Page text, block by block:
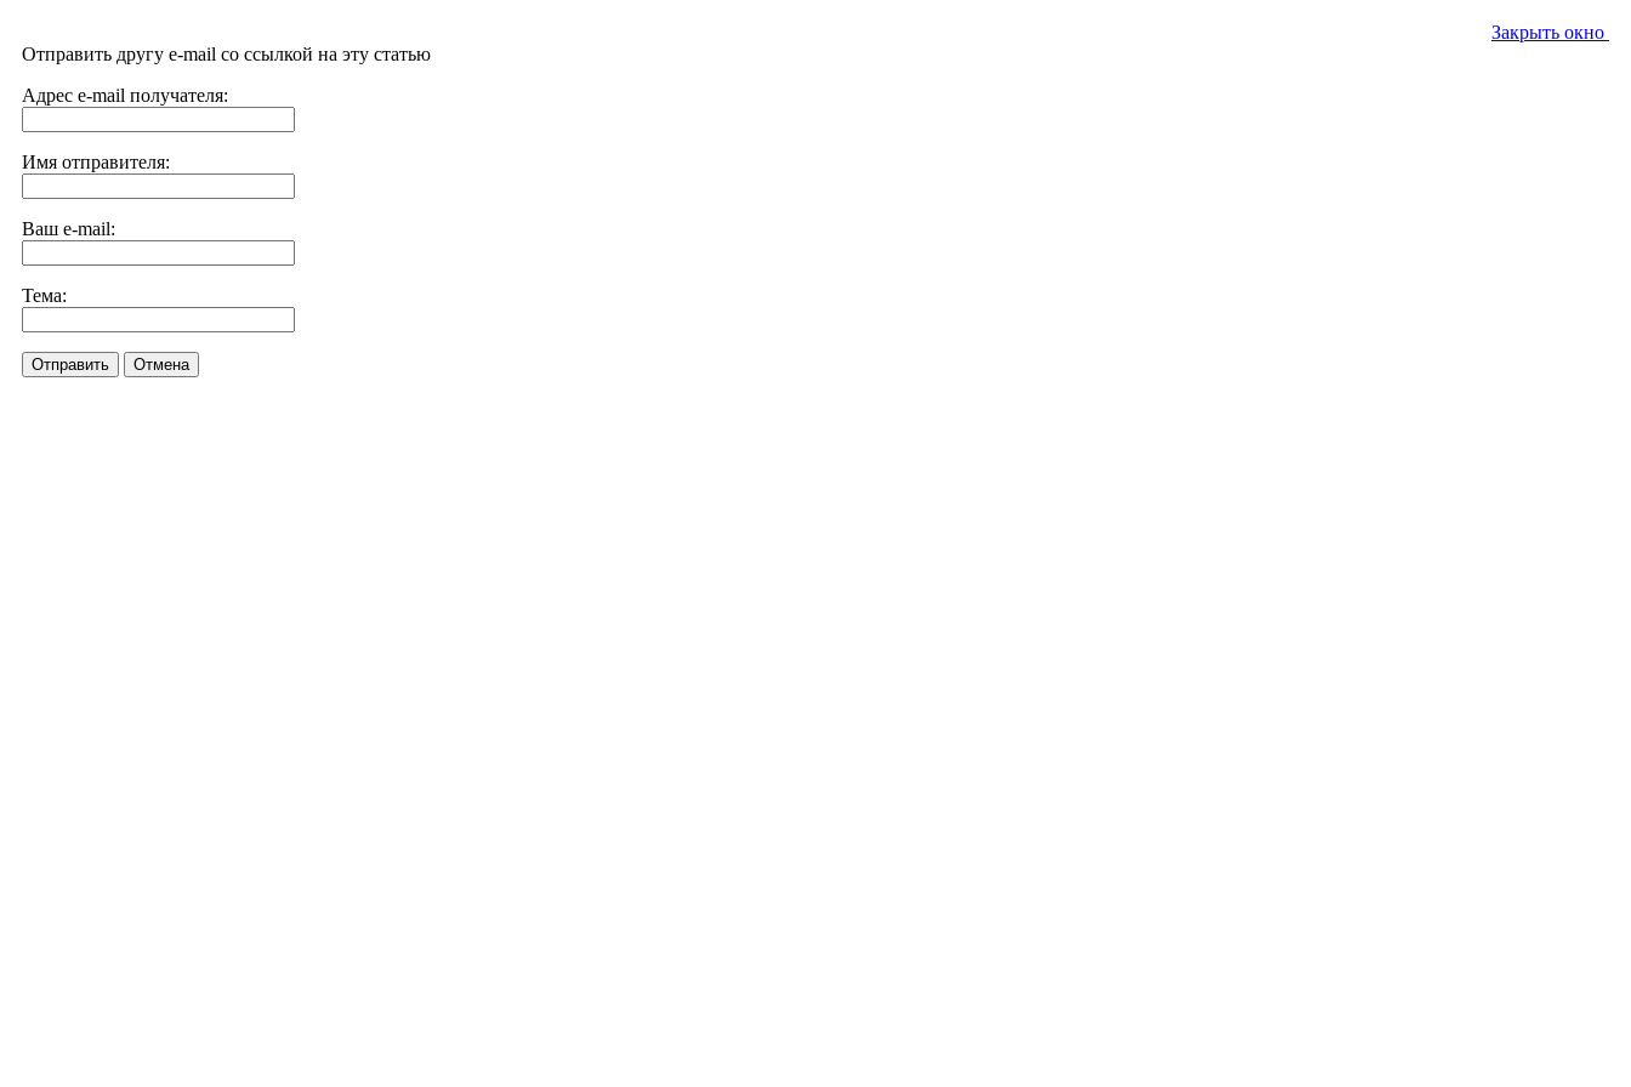
Закрыть окно
Отправить другу e-mail со ссылкой на эту статью
Адрес e-mail получателя:
Имя отправителя:
Ваш e-mail:
Тема:
Отправить Отмена